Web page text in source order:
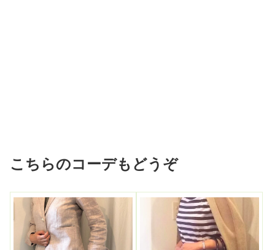
こちらのコーデもどうぞ